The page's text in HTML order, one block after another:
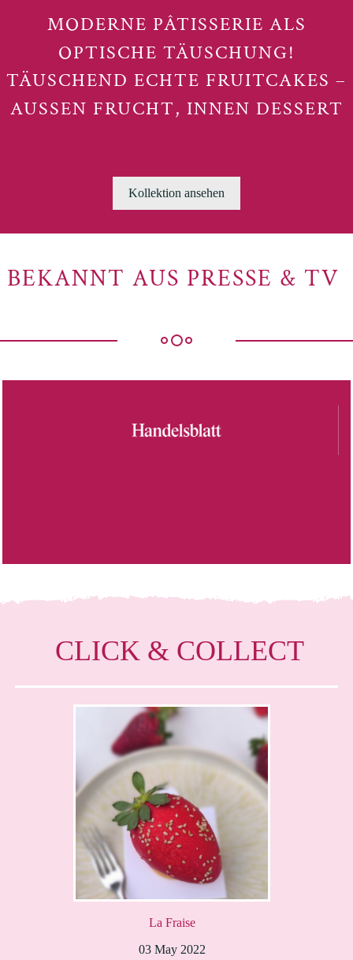
MODERNE PÂTISSERIE ALS
OPTISCHE TÄUSCHUNG!
TÄUSCHEND ECHTE FRUITCAKES –
AUSSEN FRUCHT, INNEN DESSERT
Kollektion ansehen
BEKANNT AUS PRESSE & TV
CLICK & COLLECT
La Fraise
03 May 2022